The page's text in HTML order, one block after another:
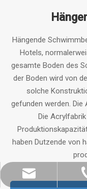
Hängende
Hotels,
gesamte Boden des
der Boden wird von
solche
gefunden werden.
Die
haben Dutzende von